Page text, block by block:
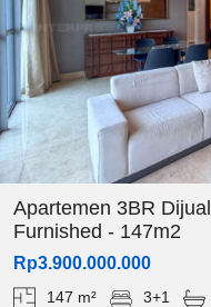
Apartemen 3BR
Furnished - 147m2
Rp3.900.000.000
147 m² 3+1